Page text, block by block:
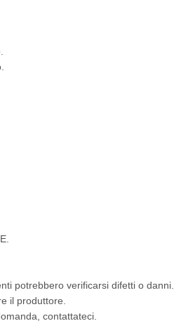
potrebbero verificarsi difetti o danni.
il produttore.
contattateci.